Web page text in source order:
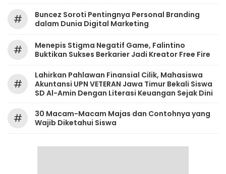
#
‎Buncez Soroti Pentingnya Personal Branding
dalam Dunia Digital Marketing
#
Menepis Stigma Negatif Game, Falintino
Buktikan Sukses Berkarier Jadi Kreator Free Fire
#
Lahirkan Pahlawan Finansial Cilik, Mahasiswa
Akuntansi UPN VETERAN Jawa Timur Bekali Siswa
SD Al-Amin Dengan Literasi Keuangan Sejak Dini
#
30 Macam-Macam Majas dan Contohnya yang
Wajib Diketahui Siswa